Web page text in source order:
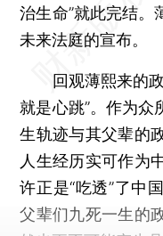
治生命”就此完结。
未来法庭的宣布。
回观薄熙来的政
就是心跳”。作为众
生轨迹与其父辈的
人生经历实可作为
许正是“吃透”了中
父辈们九死一生的